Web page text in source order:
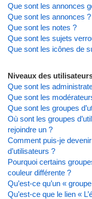
Que sont les annonces
Que sont les annonces ?
Que sont les notes ?
Que sont les sujets
Que sont les icônes de
Niveaux des
Que sont les
Que sont les
Que sont les groupes
Où sont les groupes
rejoindre un ?
Comment puis-je
d’utilisateurs ?
Pourquoi certains
couleur différente ?
Qu’est-ce qu’un «
Qu’est-ce que le lien «